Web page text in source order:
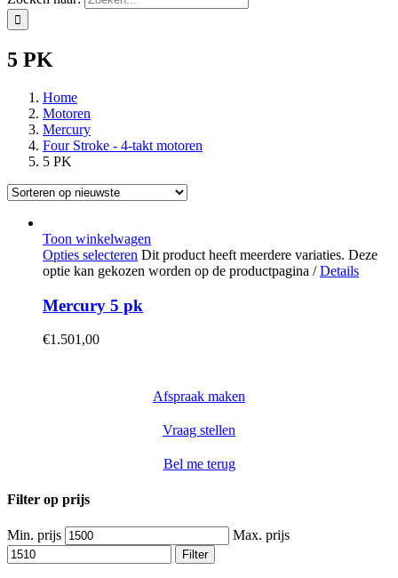
5 PK
Home
Motoren
Mercury
Four Stroke - 4-takt motoren
5 PK
Toon winkelwagen
Opties selecteren Dit product heeft meerdere variaties. Deze
optie kan gekozen worden op de productpagina / Details
Mercury 5 pk
€1.501,00
Afspraak maken
Vraag stellen
Bel me terug
Filter op prijs
Min. prijs Max. prijs
Filter